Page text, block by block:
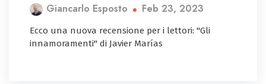
Giancarlo Esposto Feb 23, 2023
Ecco una nuova recensione per i lettori: "Gli
innamoramenti" di Javier Marías